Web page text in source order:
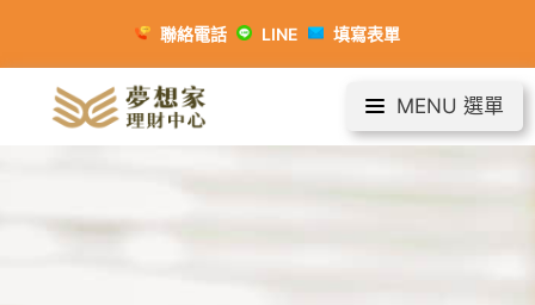
聯絡電話 LINE 填寫表單
MENU 選單